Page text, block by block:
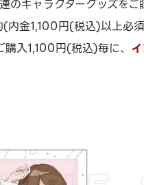
のキャラクターグッズを
金1,100円(税込)以上必
入1,100円(税込)毎に、